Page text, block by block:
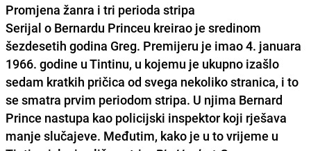
Promjena žanra i tri perioda stripa
Serijal o Bernardu Princeu kreirao je sredinom
šezdesetih godina Greg. Premijeru je imao 4. januara
1966. godine u Tintinu, u kojemu je ukupno izašlo
sedam kratkih pričica od svega nekoliko stranica, i to
se smatra prvim periodom stripa. U njima Bernard
Prince nastupa kao policijski inspektor koji rješava
manje slučajeve. Međutim, kako je u to vrijeme u